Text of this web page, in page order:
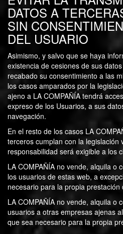
DATOS A
SIN
DEL USUARIO
Asimismo, y salvo que se haya
existencia de cesiones de sus
recabado su consentimiento a las
los casos amparados por la
ajeno a LA COMPAÑÍA tendrá
expreso de los Usuarios, a sus
navegación.
En el resto de los casos LA
terceros cumplan con la legislación
responsabilidad será exigible a los
LA COMPAÑÍA no vende, alquila o
los usuarios de estas web, a
necesario para la propia prestación
LA COMPAÑÍA no vende, alquila o
usuarios a otras empresas ajenas
que sea necesario para la propia